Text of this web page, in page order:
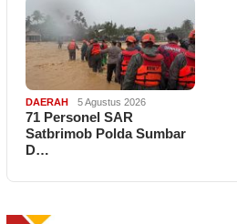
DAERAH 5 Agustus 2026
71 Personel SAR
Satbrimob Polda Sumbar
D…